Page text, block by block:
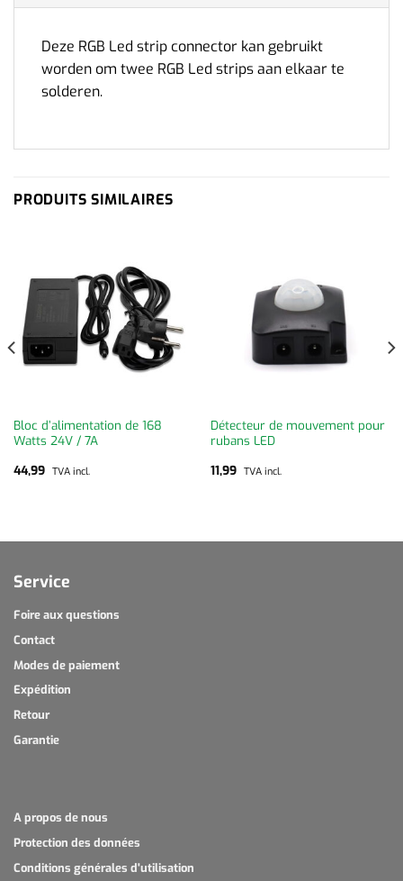
Deze RGB Led strip connector kan gebruikt
worden om twee RGB Led strips aan elkaar te
solderen.
PRODUITS SIMILAIRES
Bloc d’alimentation de 168
Watts 24V / 7A
44,99 TVA incl.
Détecteur de mouvement pour
rubans LED
11,99 TVA incl.
Service
Foire aux questions
Contact
Modes de paiement
Expédition
Retour
Garantie
A propos de nous
Protection des données
Conditions générales d'utilisation